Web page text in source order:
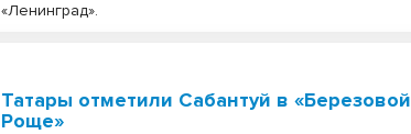
«Ленинград».
Татары отметили Сабантуй в «Березовой
Роще»